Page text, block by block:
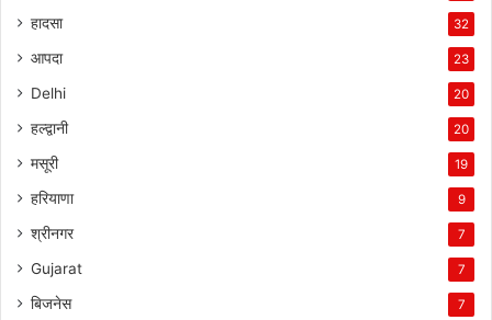
हादसा 32
आपदा 23
Delhi 20
हल्द्वानी 20
मसूरी 19
हरियाणा 9
श्रीनगर 7
Gujarat 7
बिजनेस 7